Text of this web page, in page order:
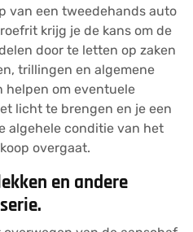
van een tweedehands auto
krijg je de kans om de
door te letten op zaken
trillingen en algemene
helpen om eventuele
licht te brengen en je een
algehele conditie van het
overgaat.
en andere